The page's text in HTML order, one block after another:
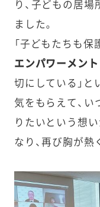
り、子どもの居
ました。
「子どもたちも保
エンパワーメン
切にしている」と
気をもらえて、
りたいという想
なり、再び胸が熱